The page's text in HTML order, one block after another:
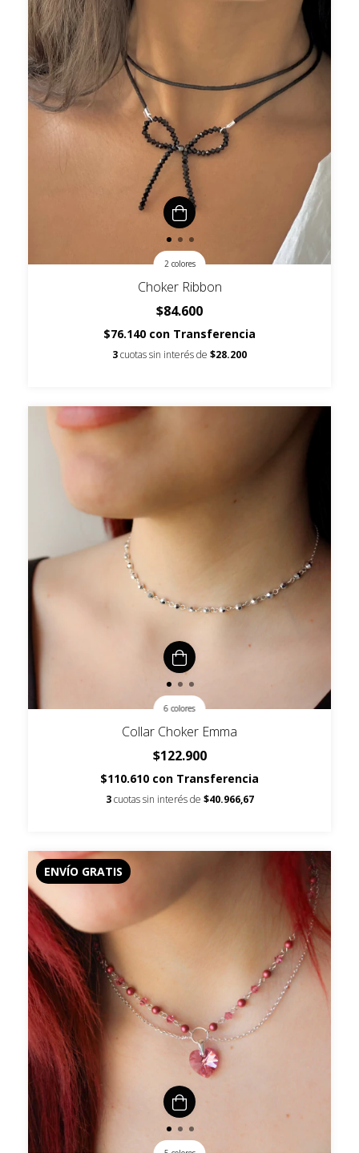
2 colores
Choker Ribbon
$84.600
$76.140 con Transferencia
3cuotas sin interés de $28.200
6 colores
Collar Choker Emma
$122.900
$110.610 con Transferencia
3 cuotas sin interés de $40.966,67
ENVÍO GRATIS